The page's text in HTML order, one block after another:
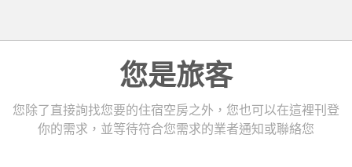
您是旅客
您除了直接詢找您要的住宿空房之外，您也可以在這裡刊登
你的需求，並等待符合您需求的業者通知或聯絡您